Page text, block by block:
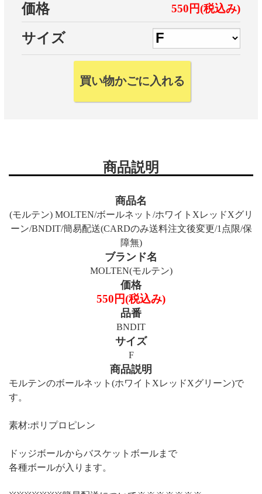
価格 550円(税込み)
サイズ
商品説明
商品名
(モルテン) MOLTEN/ボールネット/ホワイトXレッドXグリ
ーン/BNDIT/簡易配送(CARDのみ送料注文後変更/1点限/保
障無)
ブランド名
MOLTEN(モルテン)
価格
550円(税込み)
品番
BNDIT
サイズ
F
商品説明
モルテンのボールネット(ホワイトXレッドXグリーン)で
す。
素材:ポリプロピレン
ドッジボールからバスケットボールまで
各種ボールが入ります。